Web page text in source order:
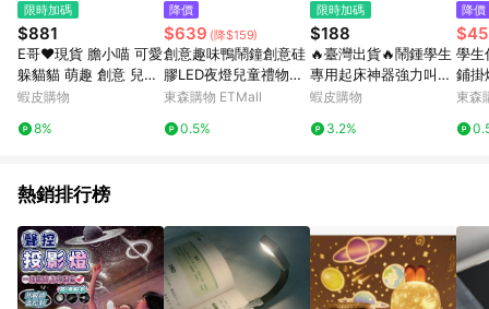
如顯示之商品規格、顏色、價位、贈品與東森購物ETMall銷售網
頁不符，以銷售網頁標示為準。 9. 若有贈點爭議，請務必於訂單
日期+180天以內至LINE購物客服洽詢；若超過180天(含)以上進
行申訴，恕無法贈點回饋。 10. 部分點數紅包僅限指定商品使
用，或不適用於無回饋商品。各點數紅包之適用商品與使用條件
請依點數紅包頁面規則為準。
限時加碼
$881
E哥❤現貨 膽小喵 可愛
躲貓貓 萌趣 創意 兒童
哈吉米 小夜燈 起夜伴
蝦皮購物
8%
降價
$639 (降$159)
創意趣味鴨鬧鐘創意硅
膠LED夜燈兒童禮物US
B充電掃碼小程序時鐘
東森購物 ETMall
0.5%
限時加碼
$188
🔥臺灣出貨🔥鬧鍾學生
專用起床神器強力叫醒
兒童男女孩計時電子時
鬧鈴 智慧鬧鐘 貪睡鐘
蝦皮購物
3.2%
降價
學生
鋪掛
簾內
東森
熱銷排行榜